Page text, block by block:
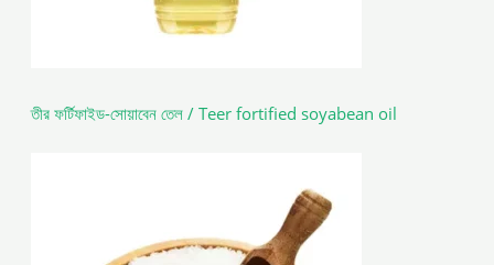
তীর ফর্টিফাইড-সোয়াবেন তেল / Teer fortified soyabean oil